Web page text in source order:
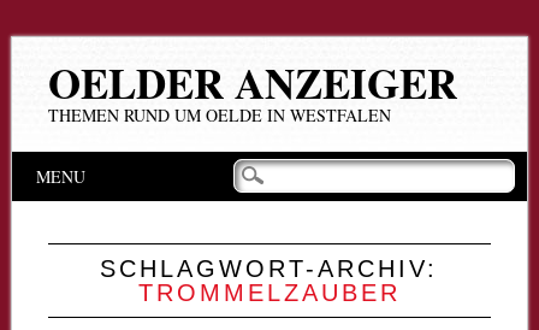
OELDER ANZEIGER
THEMEN RUND UM OELDE IN WESTFALEN
Hauptmenü
Inhalt
MENU
SCHLAGWORT-ARCHIV:
TROMMELZAUBER